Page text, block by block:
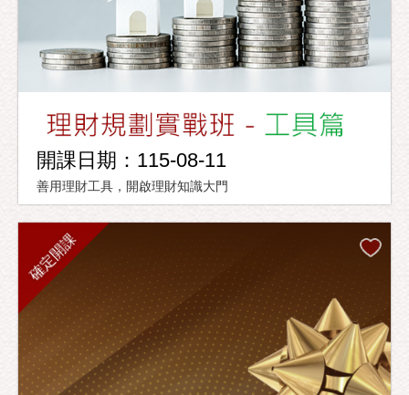
開課日期：115-08-11
善用理財工具，開啟理財知識大門
確定開課